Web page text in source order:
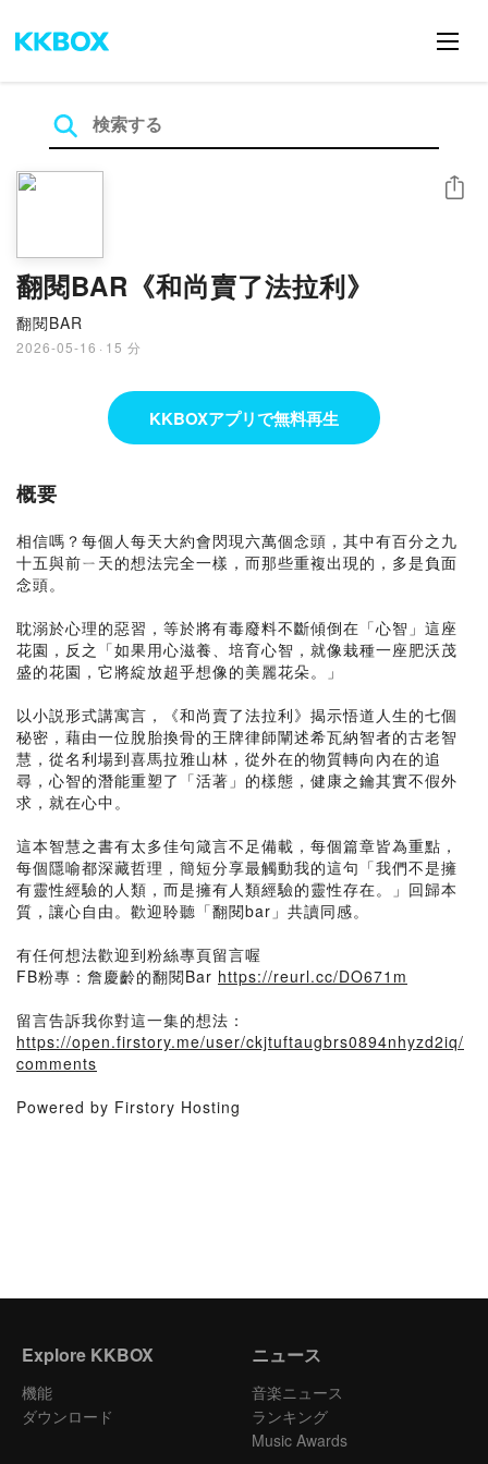
翻閱BAR《和尚賣了法拉利》
翻閱BAR
2026-05-16 · 15 分
シェア
KKBOXアプリで無料再生
概要
相信嗎？每個人每天大約會閃現六萬個念頭，其中有百分之九
十五與前ㄧ天的想法完全一樣，而那些重複出現的，多是負面
念頭。
耽溺於心理的惡習，等於將有毒廢料不斷傾倒在「心智」這座
花園，反之「如果用心滋養、培育心智，就像栽種一座肥沃茂
盛的花園，它將綻放超乎想像的美麗花朵。」
以小説形式講寓言，《和尚賣了法拉利》揭示悟道人生的七個
秘密，藉由一位脫胎換骨的王牌律師闡述希瓦納智者的古老智
慧，從名利場到喜馬拉雅山林，從外在的物質轉向內在的追
尋，心智的潛能重塑了「活著」的樣態，健康之鑰其實不假外
求，就在心中。
這本智慧之書有太多佳句箴言不足備載，每個篇章皆為重點，
每個隱喻都深藏哲理，簡短分享最觸動我的這句「我們不是擁
有靈性經驗的人類，而是擁有人類經驗的靈性存在。」回歸本
質，讓心自由。歡迎聆聽「翻閱bar」共讀同感。
有任何想法歡迎到粉絲專頁留言喔
FB粉專：詹慶齡的翻閱Bar https://reurl.cc/DO671m
留言告訴我你對這一集的想法：
https://open.firstory.me/user/ckjtuftaugbrs0894nhyzd2iq/
comments
Powered by Firstory Hosting
Explore KKBOX
機能
ダウンロード
ニュース
音楽ニュース
ランキング
Music Awards